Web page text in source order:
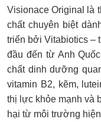
Visionace Original là
chất chuyên biệt
triển bởi Vitabiotics –
đầu đến từ Anh
chất dinh dưỡng
vitamin B2, kẽm,
thị lực khỏe mạnh và
hại từ môi trường